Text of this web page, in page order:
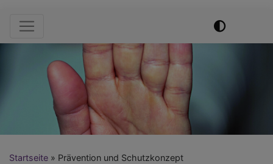
Hauptnavigation
Startseite Prävention und Schutzkonzept